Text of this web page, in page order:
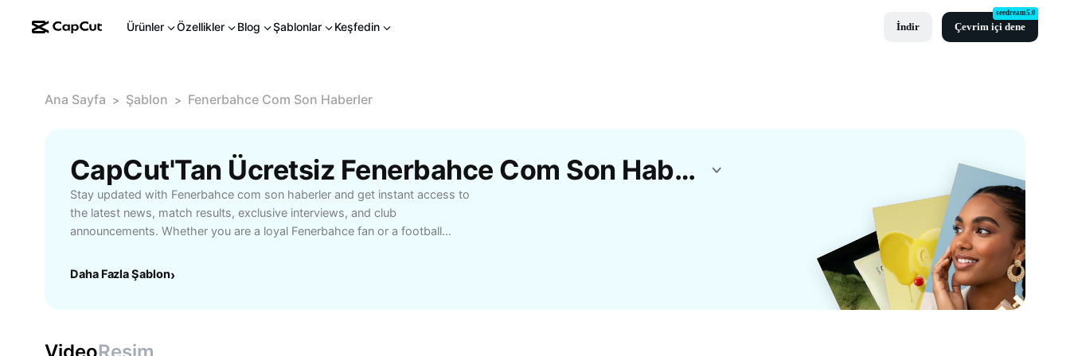
Ürünler Özellikler Blog Şablonlar Keşfedin İndir Çevrim içi dene
seedream5.0
Ana Sayfa > Şablon > Fenerbahce Com Son Haberler
CapCut'Tan Ücretsiz Fenerbahce Com Son Haberler Şablonları
Stay updated with Fenerbahce com son haberler and get instant access to
the latest news, match results, exclusive interviews, and club
announcements. Whether you are a loyal Fenerbahce fan or a football
performances, player transfers, training sessions, and behind-the-scenes
coverage. Experience seamless navigation to all breaking news and in-depth
content, and community updates that celebrate your passion for sports and
Daha Fazla Şablon›